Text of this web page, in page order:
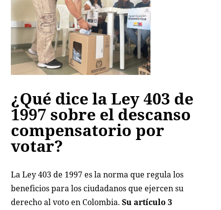
¿Qué dice la Ley 403 de
1997 sobre el descanso
compensatorio por
votar?
La Ley 403 de 1997 es la norma que regula los
beneficios para los ciudadanos que ejercen su
derecho al voto en Colombia.Su artículo 3